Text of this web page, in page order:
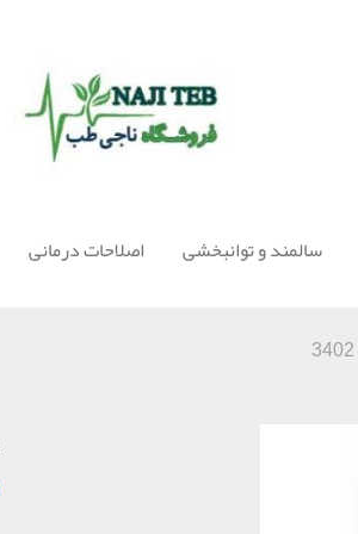
سالمند و توانبخشی اصلاحات درمانی